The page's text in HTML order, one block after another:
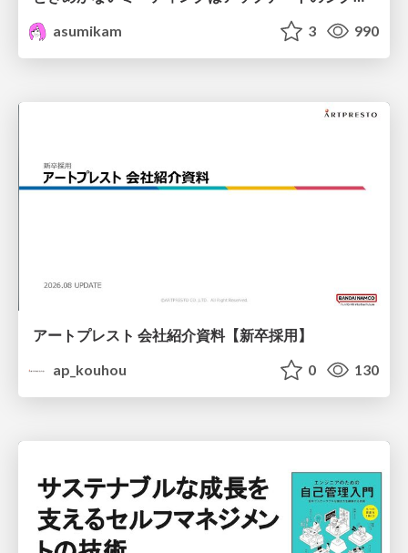
asumikam
3 990
アートプレスト 会社紹介資料【新卒採用】
ap_kouhou
0 130